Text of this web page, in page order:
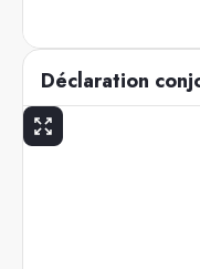
Déclaration